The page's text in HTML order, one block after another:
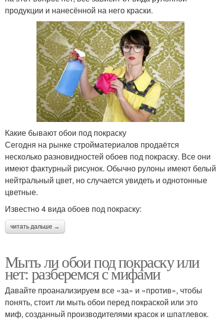
продукции и нанесённой на него краски.
Какие бывают обои под покраску
Сегодня на рынке стройматериалов продаётся
несколько разновидностей обоев под покраску. Все они
имеют фактурный рисунок. Обычно рулоны имеют белый
нейтральный цвет, но случается увидеть и однотонные
цветные.
Известно 4 вида обоев под покраску:
читать дальше →
Мыть ли обои под покраску или
нет: разберемся с мифами
Давайте проанализируем все «за» и «против», чтобы
понять, стоит ли мыть обои перед покраской или это
миф, созданный производителями красок и шпатлевок.